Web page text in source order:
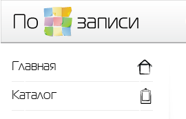
Главная
Каталог